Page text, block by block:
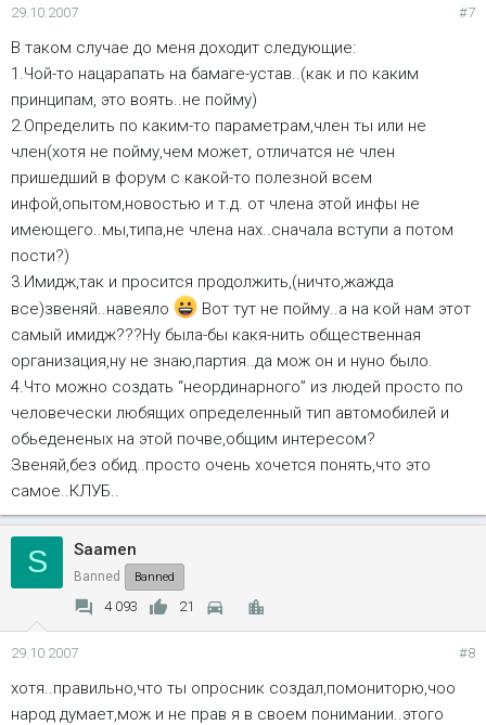
29.10.2007 #7
В таком случае до меня доходит следующие:
1.Чой-то нацарапать на бамаге-устав..(как и по каким
принципам, это воять..не пойму)
2.Определить по каким-то параметрам,член ты или не
член(хотя не пойму,чем может, отличатся не член
пришедший в форум с какой-то полезной всем
инфой,опытом,новостью и т.д. от члена этой инфы не
имеющего..мы,типа,не члена нах..сначала вступи а потом
пости?)
3.Имидж,так и просится продолжить,(ничто,жажда
все)звеняй..навеяло
Вот тут не пойму..а на кой нам этот
самый имидж???Ну была-бы какя-нить общественная
организация,ну не знаю,партия..да мож он и нуно было.
4.Что можно создать “неординарного” из людей просто по
человечески любящих определенный тип автомобилей и
обьедененых на этой почве,общим интересом?
Звеняй,без обид..просто очень хочется понять,что это
самое..КЛУБ..
S Saamen
Banned Banned
4 093 21
29.10.2007 #8
хотя..правильно,что ты опросник создал,помониторю,чоо
народ думает,мож и не прав я в своем понимании..этого